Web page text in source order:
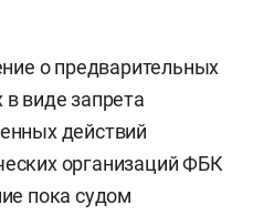
о предварительных
виде запрета
действий
организаций ФБК
пока судом